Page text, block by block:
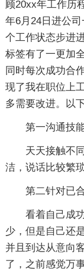
顾20xx年工作历
年6月24日进公
个工作状态步进
标签有了一更加
同时每次成功合
现了我在职位上
多需要改进。以
第一沟通技
天天接触不
洁，说话比较繁
第二针对已
看着自己成
少，但是自己还
并且到达从意向
了，之前感觉万